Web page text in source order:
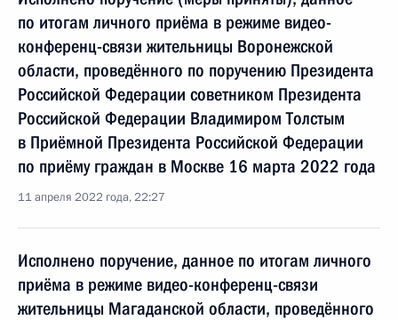
по итогам личного приёма в режиме видео-
конференц-связи жительницы Воронежской
области, проведённого по поручению Президента
Российской Федерации советником Президента
Российской Федерации Владимиром Толстым
в Приёмной Президента Российской Федерации
по приёму граждан в Москве 16 марта 2022 года
11 апреля 2022 года, 22:27
Исполнено поручение, данное по итогам личного
приёма в режиме видео-конференц-связи
жительницы Магаданской области, проведённого